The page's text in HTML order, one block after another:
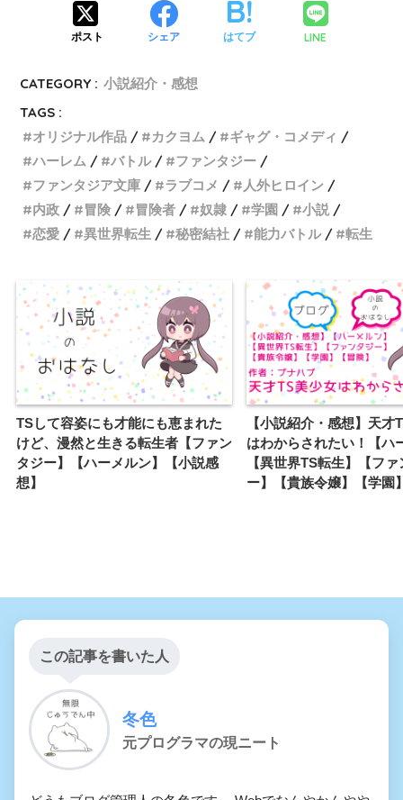
ポスト シェア はてブ LINE
CATEGORY : 小説紹介・感想
TAGS :
オリジナル作品
カクヨム
ギャグ・コメディ
ハーレム
バトル
ファンタジー
ファンタジア文庫
ラブコメ
人外ヒロイン
内政
冒険 冒険者 奴隷 学園
小説
恋愛
異世界転生 秘密結社 能力バトル 転生
TSして容姿にも才能にも恵まれた
けど、漫然と生きる転生者【ファン
タジー】【ハーメルン】【小説感
想】
【小説紹介・感想】天才
はわからされたい！【ハ
【異世界TS転生】【フ
ー】【貴族令嬢】【学園
この記事を書いた人
冬色
元プログラマの現ニート